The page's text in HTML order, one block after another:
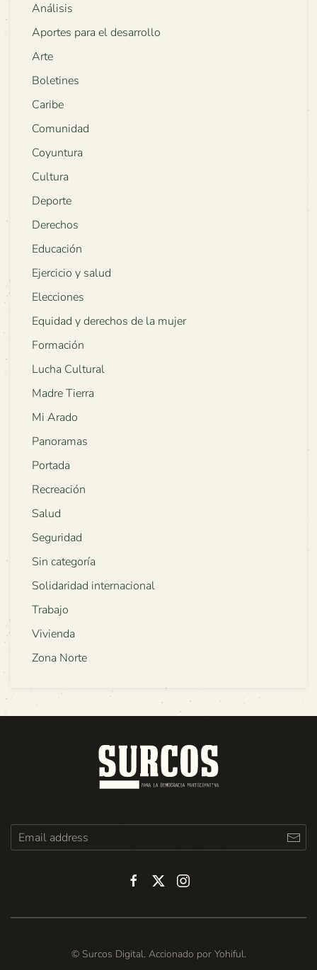
Análisis
Aportes para el desarrollo
Arte
Boletines
Caribe
Comunidad
Coyuntura
Cultura
Deporte
Derechos
Educación
Ejercicio y salud
Elecciones
Equidad y derechos de la mujer
Formación
Lucha Cultural
Madre Tierra
Mi Arado
Panoramas
Portada
Recreación
Salud
Seguridad
Sin categoría
Solidaridad internacional
Trabajo
Vivienda
Zona Norte
© Surcos Digital. Accionado por Yohiful.